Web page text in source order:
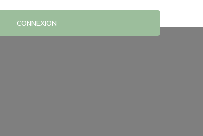
CONNEXION